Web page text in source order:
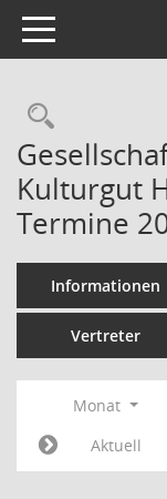
Toggle navigation
Kulturgut
Termine
Informationen
Vertreter
Monat
Aktuell